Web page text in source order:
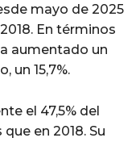
mayo de 2025
En términos
aumentado un
un 15,7%.
el 47,5% del
en 2018. Su